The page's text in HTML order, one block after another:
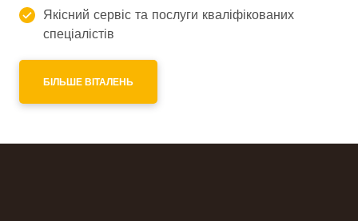
Якісний сервіс та послуги кваліфікованих
спеціалістів
БІЛЬШЕ ВІТАЛЕНЬ